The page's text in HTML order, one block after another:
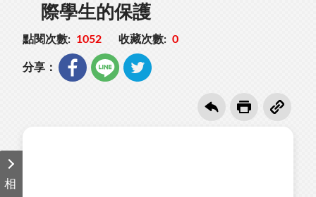
際學生的保護
點閱次數: 1052 收藏次數: 0
分享：
相